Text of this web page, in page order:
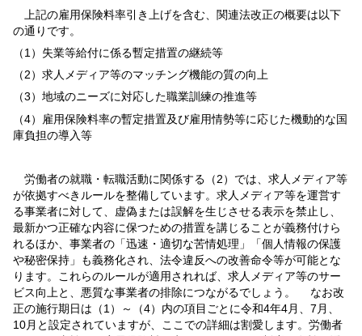
上記の雇用保険料率引き上げを含む、関連法改正の概要は以下
の通りです。
（1）失業等給付に係る暫定措置の継続等
（2）求人メディア等のマッチング機能の質の向上
（3）地域のニーズに対応した職業訓練の推進等
（4）雇用保険料率の暫定措置及び雇用情勢等に応じた機動的な国
庫負担の導入等
労働者の就職・転職活動に関係する（2）では、求人メディア等
が依拠すべきルールを整備しています。求人メディア等を運営す
る事業者に対して、虚偽または誤解を生じさせる表示を禁止し、
最新かつ正確な内容に保つための措置を講じることが義務付けら
れるほか、事業者の「迅速・適切な苦情処理」「個人情報の保護
や秘密保持」も義務化され、法令違反への改善命令等が可能とな
ります。これらのルールが適用されれば、求人メディア等のサー
ビス向上と、悪質な事業者の排除につながるでしょう。 なお改
正の施行期日は（1）～（4）内の項目ごとに令和4年4月、7月、
10月と設定されていますが、ここでの詳細は割愛します。労働者